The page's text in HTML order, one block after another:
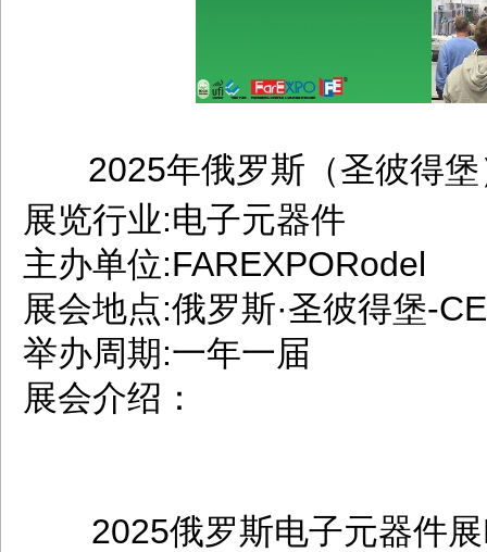
2025年俄罗斯（圣彼得
展览行业:电子元器件
主办单位:FAREXPORodel
展会地点:俄罗斯·圣彼得堡-
举办周期:一年一届
展会介绍：
2025俄罗斯电子元器件展